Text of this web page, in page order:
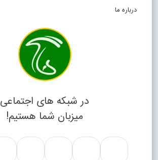
درباره ما
در شبکه های اجتماعی
میزبان شما هستیم!